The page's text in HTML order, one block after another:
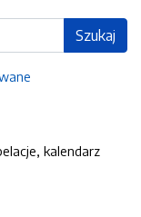
Szukaj
kalendarz